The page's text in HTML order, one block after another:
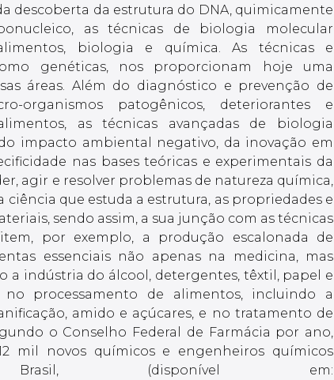
descoberta da estrutura do DNA, quimicamente
as técnicas de biologia molecular
biologia e química. As técnicas e
genéticas, nos proporcionam hoje uma
áreas. Além do diagnóstico e prevenção de
organismos patogênicos, deteriorantes e
as técnicas avançadas de biologia
impacto ambiental negativo, da inovação em
nas bases teóricas e experimentais da
agir e resolver problemas de natureza química,
que estuda a estrutura, as propriedades e
sendo assim, a sua junção com as técnicas
por exemplo, a produção escalonada de
essenciais não apenas na medicina, mas
a indústria do álcool, detergentes, têxtil, papel e
no processamento de alimentos, incluindo a
amido e açúcares, e no tratamento de
o Conselho Federal de Farmácia por ano,
mil novos químicos e engenheiros químicos
(disponível em: